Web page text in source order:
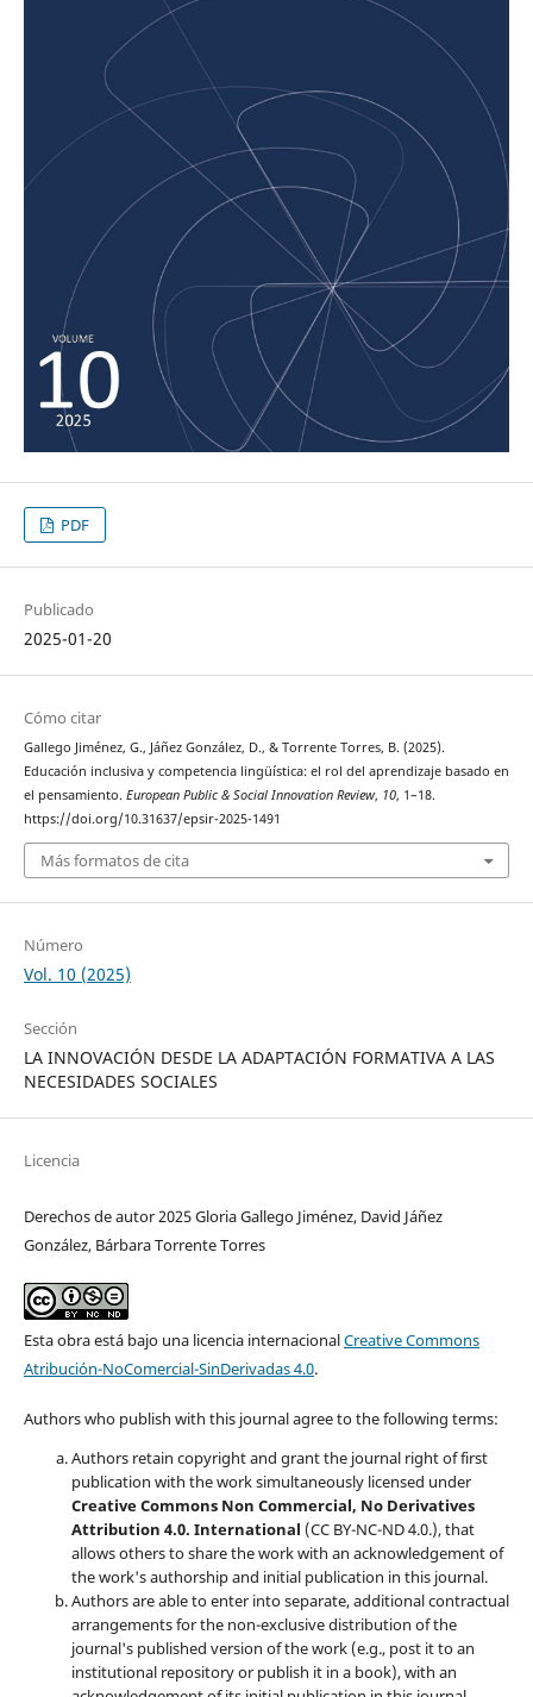
PDF
Publicado
2025-01-20
Cómo citar
Gallego Jiménez, G., Jáñez González, D., & Torrente Torres, B. (2025).
Educación inclusiva y competencia lingüística: el rol del aprendizaje basado en
el pensamiento. European Public & Social Innovation Review, 10, 1–18.
https://doi.org/10.31637/epsir-2025-1491
Más formatos de cita
Número
Vol. 10 (2025)
Sección
LA INNOVACIÓN DESDE LA ADAPTACIÓN FORMATIVA A LAS
NECESIDADES SOCIALES
Licencia
Derechos de autor 2025 Gloria Gallego Jiménez, David Jáñez
González, Bárbara Torrente Torres
Esta obra está bajo una licencia internacionalCreative Commons
Atribución-NoComercial-SinDerivadas 4.0.
Authors who publish with this journal agree to the following terms:
Authors retain copyright and grant the journal right of first
publication with the work simultaneously licensed under
Creative Commons Non Commercial, No Derivatives
Attribution 4.0. International (CC BY-NC-ND 4.0.), that
allows others to share the work with an acknowledgement of
the work's authorship and initial publication in this journal.
Authors are able to enter into separate, additional contractual
arrangements for the non-exclusive distribution of the
journal's published version of the work (e.g., post it to an
institutional repository or publish it in a book), with an